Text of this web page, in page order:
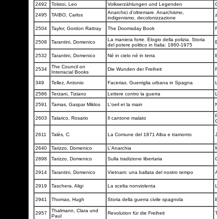
2492 Tolstoi, Leo Volkserzählungen und Legenden
2495
TAIBO, Carlos
Anarchici d'oltremare. Anarchismo,
indigenismo, decolonizzazione
2504 Taylor, Gordon Rattray The Doomsday Book
2508 Tarantini, Domenico
La maniera forte. Elogio della polizia. Storia
del potere politico in Italia: 1860-1975
2532 Tarantini, Domenico Né in cielo né in terra
2534
The Council on
Interracial Books
Die Wunden der Freiheit
349 Tellez, Antonio Facerias. Guerriglia urbana in Spagna
2586 Terzani, Tiziano Lettere contro la guerra
2591
Tamas, Gaspar Miklos L'oeil et la main
2603 Talarico, Rosario Il cantone malato
2611 Talès, C. La Comune del 1871 Alba e tramonto
2640 Tarizzo, Domenico L'Anarchia
2898
Tarizzo, Domenico Sulla tradizione libertaria
2914 Tarantini, Domenico Vietnam: una ballata del nostro tempo
2919 Taschera, Aligi La scelta nonviolenta
2941 Thomas, Hugh Storia della guerra civile spagnola
2957
Thalmann, Clara und
Paul
Revolution für die Freiheit